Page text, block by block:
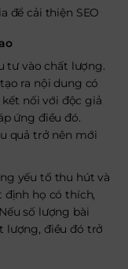
để cải thiện SEO
tư vào chất lượng.
ra nội dung có
nối với độc giả
ứng điều đó.
quả trở nên mới
yếu tố thu hút và
họ có thích,
số lượng bài
lượng, điều đó trở